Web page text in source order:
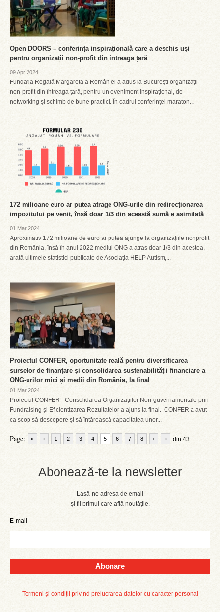
Abonează-te la newsletter
Lasă-ne adresa de email
și fii primul care află noutățile.
E-mail:
Abonare
Termeni și condiții privind prelucrarea datelor cu caracter personal
Open DOORS – conferința inspirațională care a deschis uși
pentru organizații non-profit din întreaga țară
09 Apr 2024
Fundația Regală Margareta a României a adus la București organizații
non-profit din întreaga țară, pentru un eveniment inspirațional, de
networking și schimb de bune practici. În cadrul conferinței-maraton...
172 milioane euro ar putea atrage ONG-urile din redirecționarea
impozitului pe venit, însă doar 1/3 din această sumă e asimilată
01 Mar 2024
Aproximativ 172 milioane de euro ar putea ajunge la organizațiile nonprofit
din România, însă în anul 2022 mediul ONG a atras doar 1/3 din acestea,
arată ultimele statistici publicate de Asociația HELP Autism,...
Proiectul CONFER, oportunitate reală pentru diversificarea
surselor de finanțare și consolidarea sustenabilității financiare a
ONG-urilor mici și medii din România, la final
01 Mar 2024
Proiectul CONFER - Consolidarea Organizațiilor Non-guvernamentale prin
Fundraising și Eficientizarea Rezultatelor a ajuns la final. CONFER a avut
ca scop să descopere și să întărească capacitatea unor...
Page: « ‹ 1 2 3 4 5 6 7 8 din 43
› »